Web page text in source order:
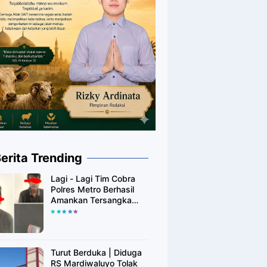
Trending
Lagi - Lagi Tim Cobra
Polres Metro Berhasil
Amankan Tersangka
Yang Diduga Pengguna
Turut Berduka | Diduga
RS Mardiwaluyo Tolak